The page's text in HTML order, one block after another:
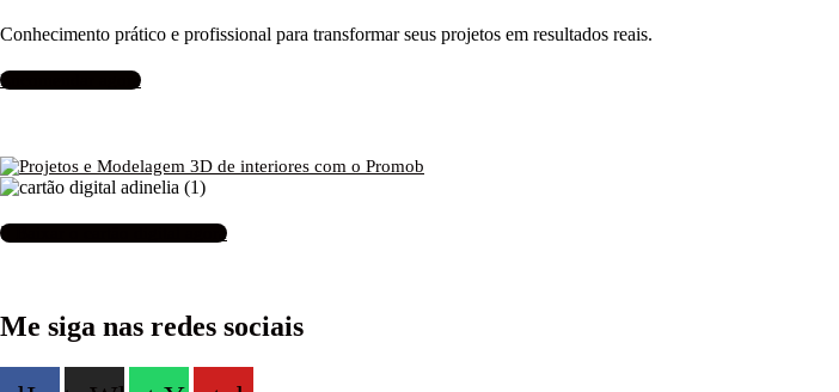
Conhecimento prático e profissional para transformar seus projetos em resultados reais.
Encomendar agora
Baixar o cartão digital agora
Me siga nas redes sociais